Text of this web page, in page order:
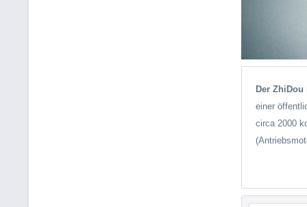
Der
einer
circa 2000